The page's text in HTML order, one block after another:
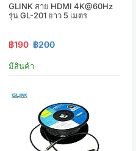
GLINK สาย HDMI 4K@60Hz
รุ่น GL-201 ยาว 5 เมตร
฿190 ฿200
มีสินค้า